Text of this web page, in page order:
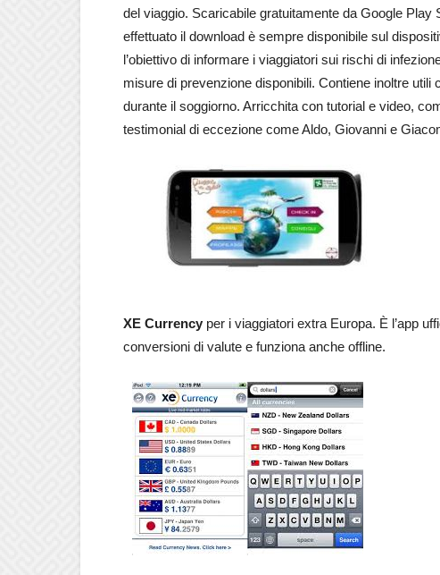
del viaggio. Scaricabile gratuitamente da Google Play
effettuato il download è sempre disponibile sul
l’obiettivo di informare i viaggiatori sui rischi di
misure di prevenzione disponibili. Contiene inoltre
durante il soggiorno. Arricchita con tutorial e video,
testimonial di eccezione come Aldo, Giovanni e
XE Currency per i viaggiatori extra Europa. È l’app
conversioni di valute e funziona anche offline.